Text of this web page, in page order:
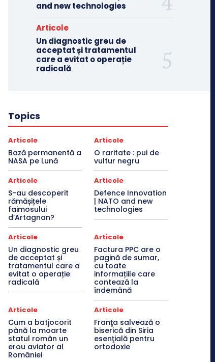
and new technologies
Articole
Un diagnostic greu de
acceptat și tratamentul
care a evitat o operație
radicală
Topics
Articole
Bază permanentă a
NASA pe Lună
Articole
O raritate : pui de
vultur negru
Articole
S-au descoperit
rămășițele
faimosului
d’Artagnan?
Articole
Defence Innovation
| NATO and new
technologies
Articole
Un diagnostic greu
de acceptat și
tratamentul care a
evitat o operație
radicală
Articole
Factura PPC are o
pagină de sumar,
cu toate
informațiile care
contează la
îndemână
Articole
Cum a batjocorit
până la moarte
statul român un
erou aviator al
României
Articole
Franţa salvează o
biserică din Siria
esenţială pentru
ortodoxie